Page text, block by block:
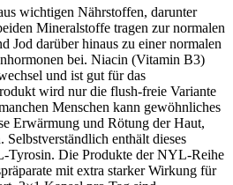
wichtigen Nährstoffen, darunter
Mineralstoffe tragen zur normalen
Jod darüber hinaus zu einer normalen
bei. Niacin (Vitamin B3)
und ist gut für das
wird nur die flush-freie Variante
Menschen kann gewöhnliches
Erwärmung und Rötung der Haut,
Selbstverständlich enthält dieses
Tyrosin. Die Produkte der NYL-Reihe
mit extra starker Wirkung für